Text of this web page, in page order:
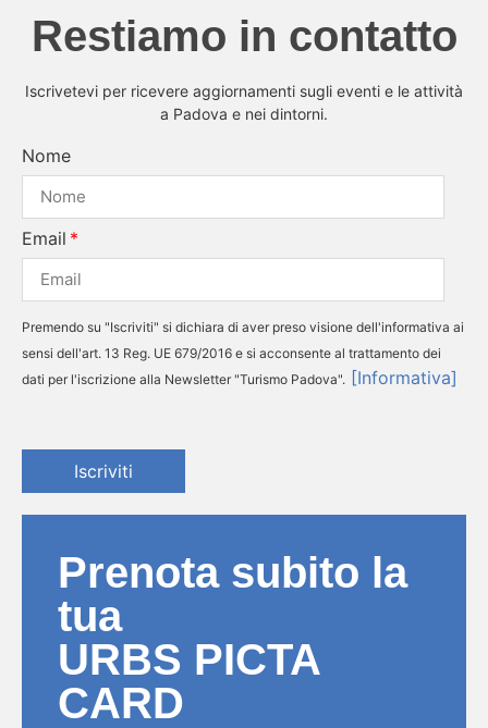
Restiamo in contatto
Iscrivetevi per ricevere aggiornamenti sugli eventi e le attività
a Padova e nei dintorni.
Nome
Email
Premendo su "Iscriviti" si dichiara di aver preso visione dell'informativa ai
sensi dell'art. 13 Reg. UE 679/2016 e si acconsente al trattamento dei
dati per l'iscrizione alla Newsletter "Turismo Padova". [Informativa]
Iscriviti
Prenota subito la
tua
URBS PICTA
CARD